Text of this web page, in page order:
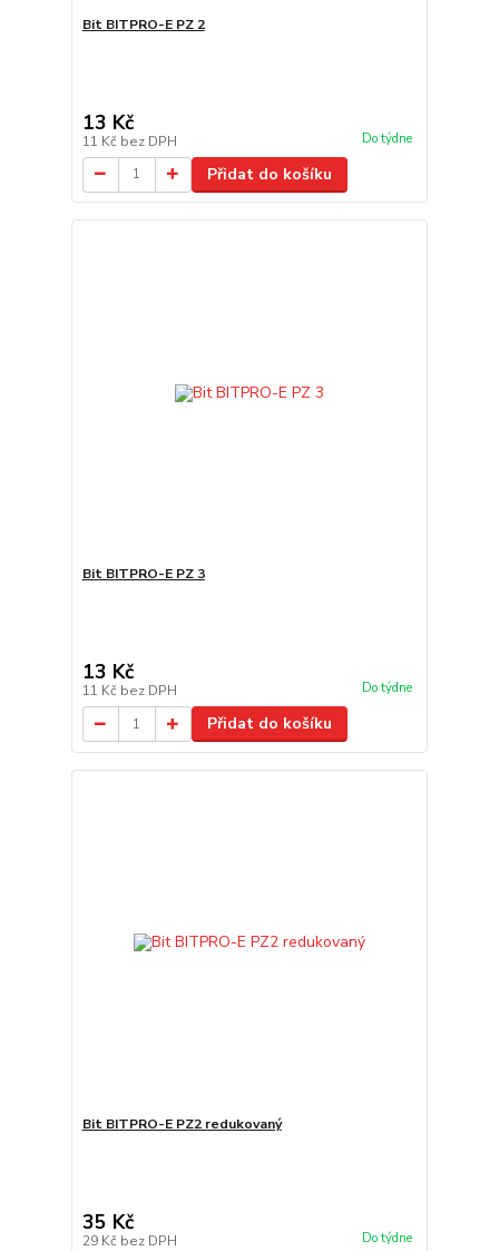
Bit BITPRO-E PZ 2
13 Kč
11 Kč bez DPH Do týdne
Přidat do košíku
Bit BITPRO-E PZ 3
13 Kč
11 Kč bez DPH Do týdne
Přidat do košíku
Bit BITPRO-E PZ2 redukovaný
35 Kč
29 Kč bez DPH Do týdne